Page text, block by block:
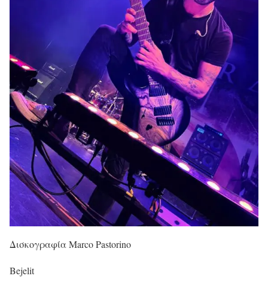
Δισκογραφία Marco Pastorino
Bejelit